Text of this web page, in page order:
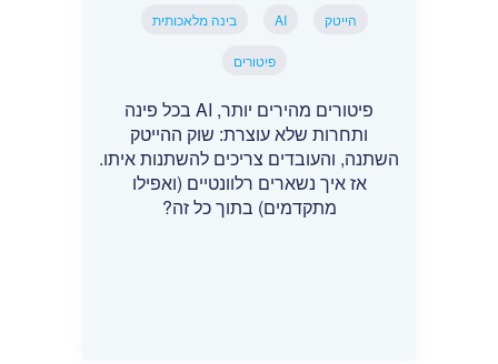
הייטק AI בינה מלאכותית
פיטורים
פיטורים מהירים יותר, AI בכל פינה
ותחרות שלא עוצרת: שוק ההייטק
השתנה, והעובדים צריכים להשתנות איתו.
אז איך נשארים רלוונטיים (ואפילו
מתקדמים) בתוך כל זה?